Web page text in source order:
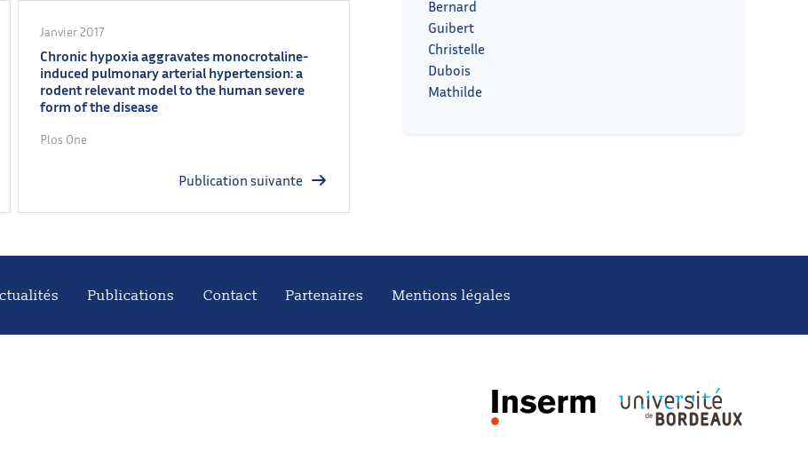
Janvier 2017
Chronic hypoxia aggravates monocrotaline-
induced pulmonary arterial hypertension: a
rodent relevant model to the human severe
form of the disease
Plos One
Publication suivante
Bernard
Guibert
Christelle
Dubois
Mathilde
Publications Contact Partenaires Mentions légales